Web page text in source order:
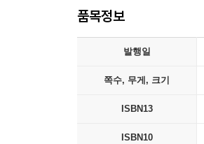
품목정보
발행일
쪽수, 무게, 크기
ISBN13
ISBN10